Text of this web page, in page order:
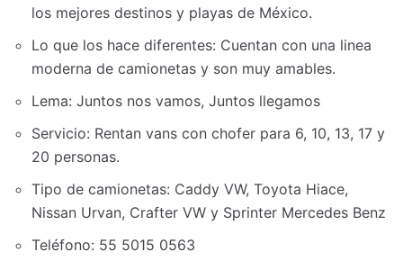
los mejores destinos y playas de México.
Lo que los hace diferentes: Cuentan con una linea
moderna de camionetas y son muy amables.
Lema: Juntos nos vamos, Juntos llegamos
Servicio: Rentan vans con chofer para 6, 10, 13, 17 y
20 personas.
Tipo de camionetas: Caddy VW, Toyota Hiace,
Nissan Urvan, Crafter VW y Sprinter Mercedes Benz
Teléfono: 55 5015 0563